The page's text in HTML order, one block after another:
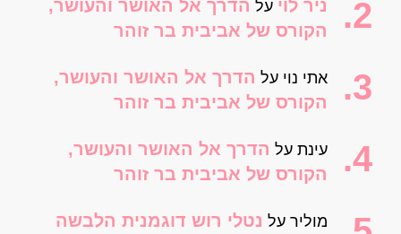
ניר לוי על הדרך אל האושר והעושר,
הקורס של אביבית בר זוהר
אתי נוי על הדרך אל האושר והעושר,
הקורס של אביבית בר זוהר
עינת על הדרך אל האושר והעושר,
הקורס של אביבית בר זוהר
מוליר על נטלי רוש דוגמנית הלבשה